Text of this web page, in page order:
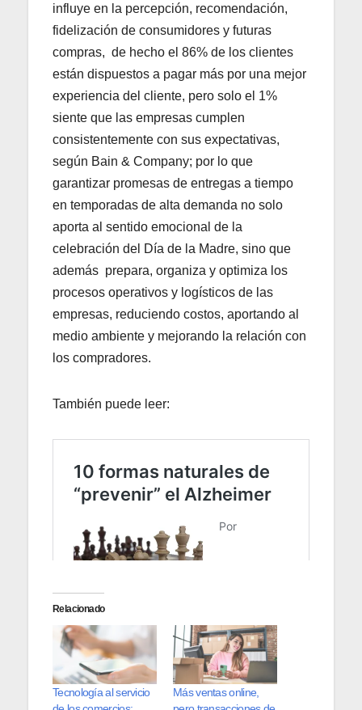
influye en la percepción, recomendación,
fidelización de consumidores y futuras
compras, de hecho el 86% de los clientes
están dispuestos a pagar más por una mejor
experiencia del cliente, pero solo el 1%
siente que las empresas cumplen
consistentemente con sus expectativas,
según Bain & Company; por lo que
garantizar promesas de entregas a tiempo
en temporadas de alta demanda no solo
aporta al sentido emocional de la
celebración del Día de la Madre, sino que
además prepara, organiza y optimiza los
procesos operativos y logísticos de las
empresas, reduciendo costos, aportando al
medio ambiente y mejorando la relación con
los compradores.
También puede leer:
Relacionado
Tecnología al servicio
Más ventas online,